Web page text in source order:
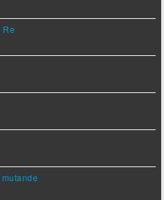
Re